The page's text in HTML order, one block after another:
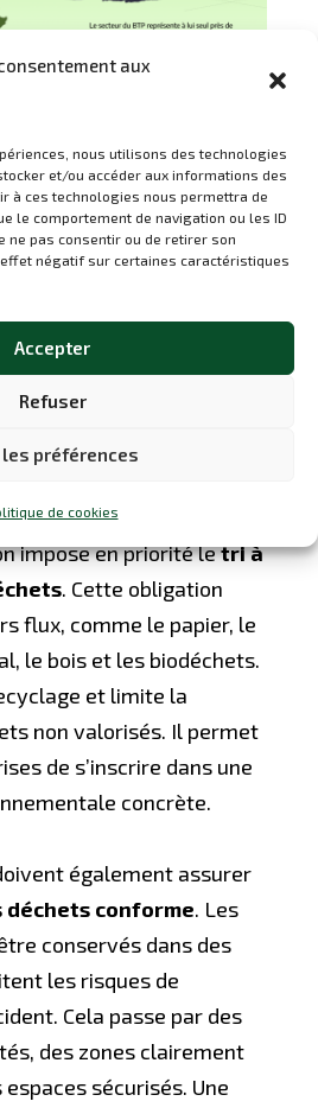
aux
nous utilisons des technologies
et/ou accéder aux informations des
à ces technologies nous permettra de
le comportement de navigation ou les ID
ne pas consentir ou de retirer son
négatif sur certaines caractéristiques
Accepter
Refuser
les préférences
de cookies
des déchets en
sur un principe simple :
est responsable de ses
Même si une entreprise
elle reste
Cette règle vise
maîtrise des
impose en priorité letri à
. Cette obligation
flux, comme le papier, le
le bois et les biodéchets.
et limite la
non valorisés. Il permet
de s’inscrire dans une
concrète.
également assurer
déchets conforme. Les
conservés dans des
les risques de
Cela passe par des
des zones clairement
sécurisés. Une